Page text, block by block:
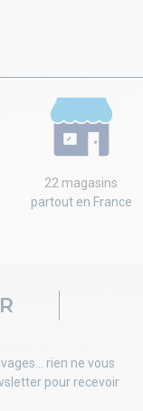
22 magasins
partout en France
rien ne vous
pour recevoir